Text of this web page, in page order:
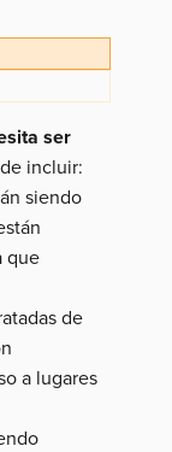
ser
incluir:
siendo
que
de
a lugares